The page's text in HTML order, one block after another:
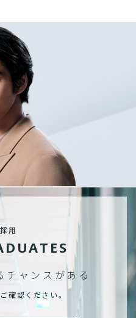
用
チャンスがある
確認ください。